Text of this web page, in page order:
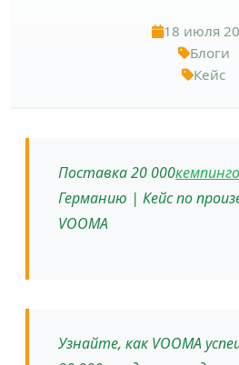
18 июля
Блоги
Кейс
Поставка 20 000
Германию | Кейс по
VOOMA
Узнайте, как VOOMA